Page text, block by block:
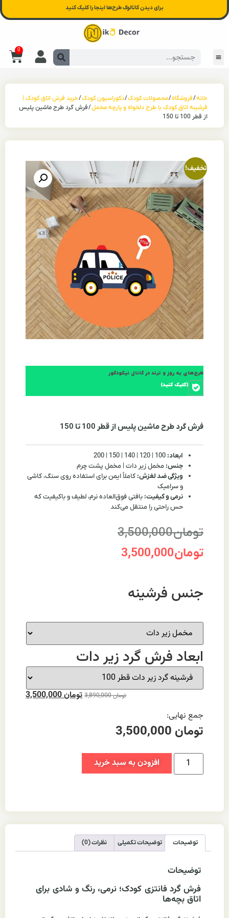
برای دیدن کاتالوگ طرح‌ها اینجا را کلیک کنید
0
خانه/فروشگاه/محصولات کودک/دکوراسیون کودک/خرید فرش اتاق کودک |
فرشینه اتاق کودک با طرح دلخواه و پارچه مخمل/ فرش گرد طرح ماشین پلیس
از قطر 100 تا 150
تخفیف!
طرح‌های به روز و ترند در کانال نیکودکور
(کلیک کنید)
فرش گرد طرح ماشین پلیس از قطر 100 تا 150
ابعاد:
جنس: مخمل زیر دات | مخمل پشت چرم
ویژگی ضد لغزش: کاملاً ایمن برای استفاده روی سنگ، کاشی
و سرامیک
نرمی و کیفیت: بافتی فوق‌العاده نرم، لطیف و باکیفیت که
حس راحتی را منتقل می‌کند
تومان3,500,000
تومان
جنس فرشینه
ابعاد فرش گرد زیر دات
تومان3,890,000 تومان3,500,000
جمع نهایی:
تومان
افزودن به سبد خرید
توضیحات توضیحات تکمیلی نظرات (0)
توضیحات
فرش گرد فانتزی کودک؛ نرمی، رنگ و شادی برای
اتاق بچه‌ها